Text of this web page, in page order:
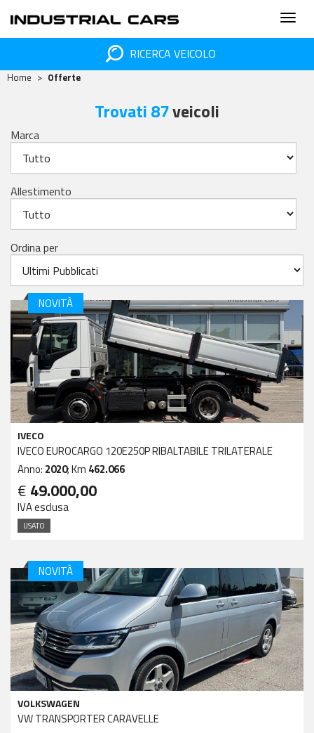
RICERCA VEICOLO
Home Offerte
Trovati 87veicoli
Marca
Allestimento
Ordina per
NOVITÀ
IVECO
IVECO EUROCARGO 120E250P RIBALTABILE TRILATERALE
Anno: 2020; Km 462.066
€ 49.000,00
IVA esclusa
USATO
NOVITÀ
VOLKSWAGEN
VW TRANSPORTER CARAVELLE